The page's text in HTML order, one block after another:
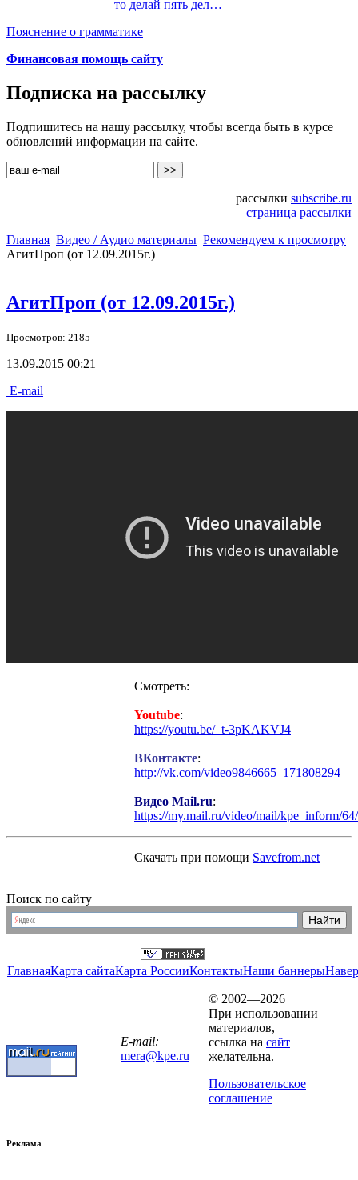
то делай пять дел…
Пояснение о грамматике
Финансовая помощь сайту
Подписка на рассылку
Подпишитесь на нашу рассылку, чтобы всегда быть в курсе
обновлений информации на сайте.
рассылки subscribe.ru
страница рассылки
Главная Видео / Аудио материалы Рекомендуем к просмотру
АгитПроп (от 12.09.2015г.)
АгитПроп (от 12.09.2015г.)
Просмотров: 2185
13.09.2015 00:21
E-mail
Смотреть:
Youtube:
https://youtu.be/_t-3pKAKVJ4
ВКонтакте:
http://vk.com/video9846665_171808294
Видео Mail.ru:
https://my.mail.ru/video/mail/kpe_inform/
Скачать при помощи Savefrom.net
Поиск по сайту
ГлавнаяКарта сайтаКарта РоссииКонтактыНаши баннеры
E-mail:
mera@kpe.ru
© 2002—2026
При использовании
материалов,
ссылка на сайт
желательна.
Пользовательское
соглашение
Реклама